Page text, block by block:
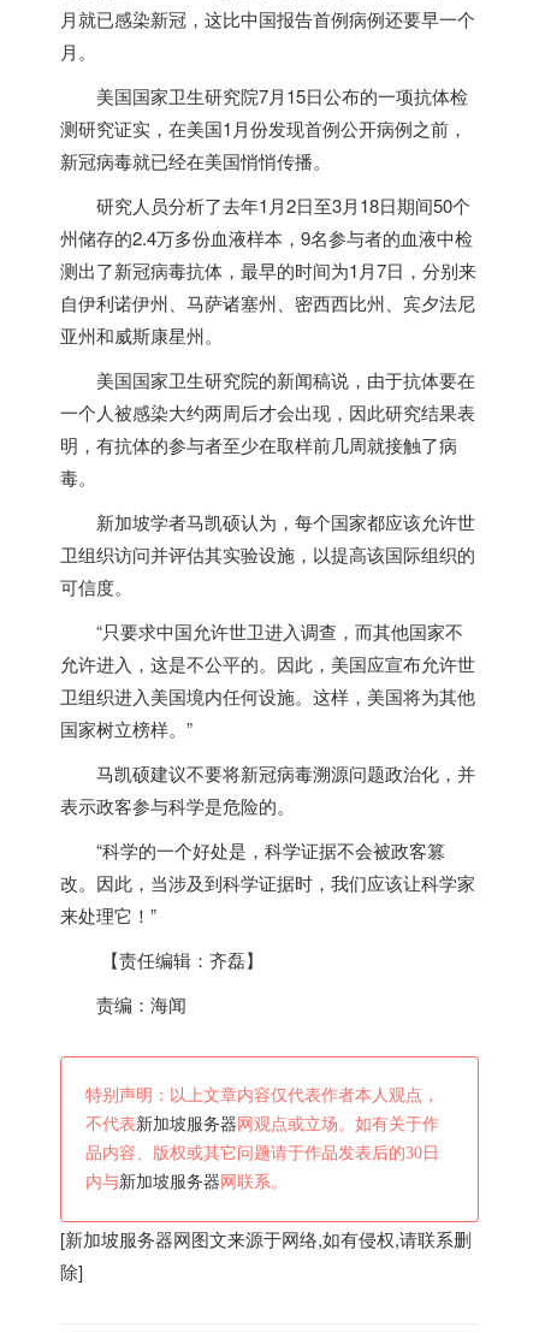
月就已感染新冠，这比中国报告首例病例还要早一个
月。
美国国家卫生研究院7月15日公布的一项抗体检
测研究证实，在美国1月份发现首例公开病例之前，
新冠病毒就已经在美国悄悄传播。
研究人员分析了去年1月2日至3月18日期间50个
州储存的2.4万多份血液样本，9名参与者的血液中检
测出了新冠病毒抗体，最早的时间为1月7日，分别来
自伊利诺伊州、马萨诸塞州、密西西比州、宾夕法尼
亚州和威斯康星州。
美国国家卫生研究院的新闻稿说，由于抗体要在
一个人被感染大约两周后才会出现，因此研究结果表
明，有抗体的参与者至少在取样前几周就接触了病
毒。
新加坡学者马凯硕认为，每个国家都应该允许世
卫组织访问并评估其实验设施，以提高该国际组织的
可信度。
“只要求中国允许世卫进入调查，而其他国家不
允许进入，这是不公平的。因此，美国应宣布允许世
卫组织进入美国境内任何设施。这样，美国将为其他
国家树立榜样。”
马凯硕建议不要将新冠病毒溯源问题政治化，并
表示政客参与科学是危险的。
“科学的一个好处是，科学证据不会被政客篡
改。因此，当涉及到科学证据时，我们应该让科学家
来处理它！”
【责任编辑：齐磊】
责编：海闻
特别声明：以上文章内容仅代表作者本人观点，
不代表新加坡服务器 网观点或立场。如有关于作
品内容、版权或其它问题请于作品发表后的30日
内与新加坡服务器 网联系。
[新加坡服务器网图文来源于网络,如有侵权,请联系删
除]